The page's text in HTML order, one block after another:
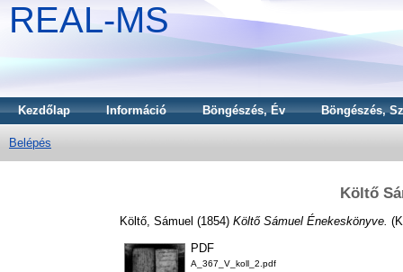
REAL-MS
Kezdőlap Információ Böngészés, Év Böngészés,
Belépés
Költő
Költő, Sámuel (1854) Költő Sámuel Énekeskönyve.
PDF
A_367_V_koll_2.pdf